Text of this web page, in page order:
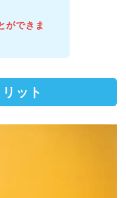
ができま
ット